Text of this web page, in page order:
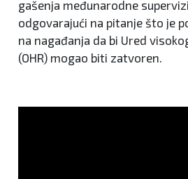
gašenja međunarodne
odgovarajući na pitanje što je
na nagađanja da bi Ured
(OHR) mogao biti zatvoren.